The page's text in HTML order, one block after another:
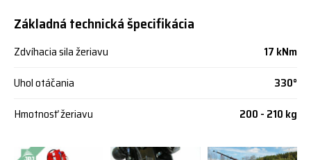
Základná technická špecifikácia
Zdvíhacia sila žeriavu
17 kNm
Uhol otáčania
330°
Hmotnosť žeriavu
200 - 210 kg